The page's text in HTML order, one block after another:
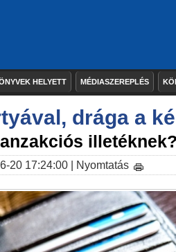
HELYETT MÉDIASZEREPLÉS
drága a
20 17:24:00 | Nyomtatás